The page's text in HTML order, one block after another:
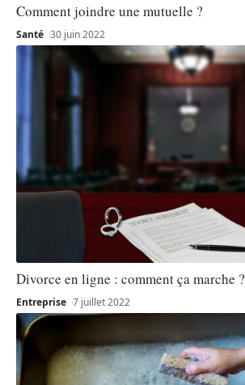
Comment joindre une mutuelle ?
Santé 30 juin 2022
Divorce en ligne : comment ça marche ?
Entreprise 7 juillet 2022